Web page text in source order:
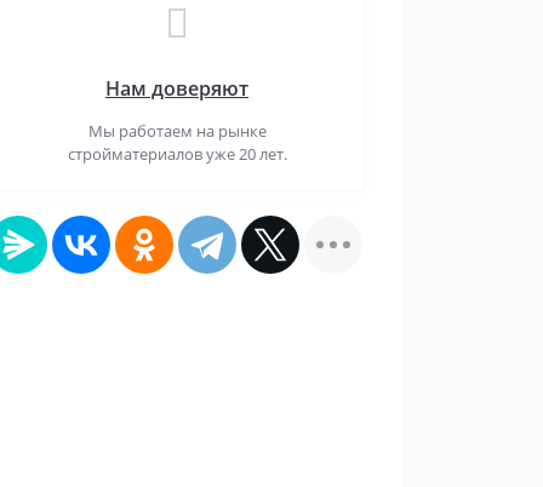
Нам доверяют
Мы работаем на рынке
стройматериалов уже 20 лет.